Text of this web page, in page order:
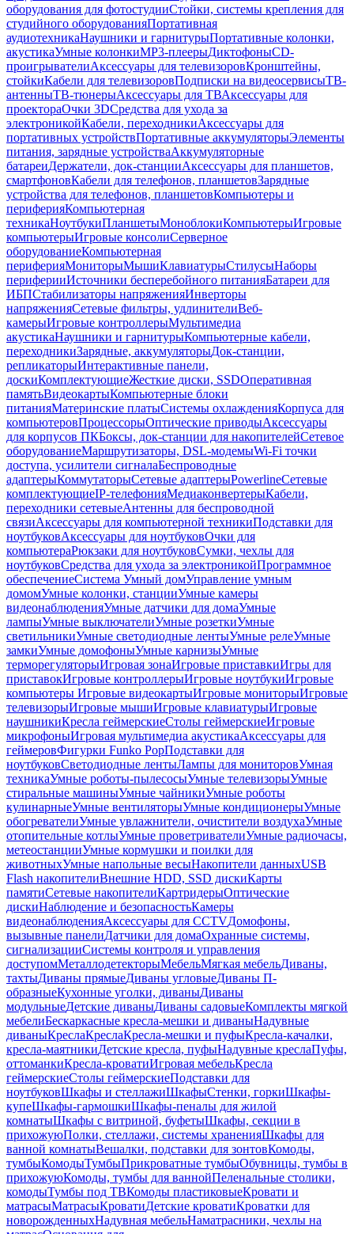
оборудования для фотостудииСтойки, системы крепления для
студийного оборудованияПортативная
аудиотехникаНаушники и гарнитурыПортативные колонки,
акустикаУмные колонкиMP3-плеерыДиктофоныCD-
проигрывателиАксессуары для телевизоровКронштейны,
стойкиКабели для телевизоровПодписки на видеосервисыТВ-
антенныТВ-тюнерыАксессуары для ТВАксессуары для
проектораОчки 3DСредства для ухода за
электроникойКабели, переходникиАксессуары для
портативных устройствПортативные аккумуляторыЭлементы
питания, зарядные устройстваАккумуляторные
батареиДержатели, док-станцииАксессуары для планшетов,
смартфоновКабели для телефонов, планшетовЗарядные
устройства для телефонов, планшетовКомпьютеры и
периферияКомпьютерная
техникаНоутбукиПланшетыМоноблокиКомпьютерыИгровые
компьютерыИгровые консолиСерверное
оборудованиеКомпьютерная
периферияМониторыМышиКлавиатурыСтилусыНаборы
периферииИсточники бесперебойного питанияБатареи для
ИБПСтабилизаторы напряженияИнверторы
напряженияСетевые фильтры, удлинителиВеб-
камерыИгровые контроллерыМультимедиа
акустикаНаушники и гарнитурыКомпьютерные кабели,
переходникиЗарядные, аккумуляторыДок-станции,
репликаторыИнтерактивные панели,
доскиКомплектующиеЖесткие диски, SSDОперативная
памятьВидеокартыКомпьютерные блоки
питанияМатеринские платыСистемы охлажденияКорпуса для
компьютеровПроцессорыОптические приводыАксессуары
для корпусов ПКБоксы, док-станции для накопителейСетевое
оборудованиеМаршрутизаторы, DSL-модемыWi-Fi точки
доступа, усилители сигналаБеспроводные
адаптерыКоммутаторыСетевые адаптерыPowerlineСетевые
комплектующиеIP-телефонияМедиаконвертерыКабели,
переходники сетевыеАнтенны для беспроводной
связиАксессуары для компьютерной техникиПодставки для
ноутбуковАксессуары для ноутбуковОчки для
компьютераРюкзаки для ноутбуковСумки, чехлы для
ноутбуковСредства для ухода за электроникойПрограммное
обеспечениеСистема Умный домУправление умным
домомУмные колонки, станцииУмные камеры
видеонаблюденияУмные датчики для домаУмные
лампыУмные выключателиУмные розеткиУмные
светильникиУмные светодиодные лентыУмные релеУмные
замкиУмные домофоныУмные карнизыУмные
терморегуляторыИгровая зонаИгровые приставкиИгры для
приставокИгровые контроллерыИгровые ноутбукиИгровые
компьютеры Игровые видеокартыИгровые мониторыИгровые
телевизорыИгровые мышиИгровые клавиатурыИгровые
наушникиКресла геймерскиеСтолы геймерскиеИгровые
микрофоныИгровая мультимедиа акустикаАксессуары для
геймеровФигурки Funko PopПодставки для
ноутбуковСветодиодные лентыЛампы для мониторовУмная
техникаУмные роботы-пылесосыУмные телевизорыУмные
стиральные машиныУмные чайникиУмные роботы
кулинарныеУмные вентиляторыУмные кондиционерыУмные
обогревателиУмные увлажнители, очистители воздухаУмные
отопительные котлыУмные проветривателиУмные радиочасы,
метеостанцииУмные кормушки и поилки для
животныхУмные напольные весыНакопители данныхUSB
Flash накопителиВнешние HDD, SSD дискиКарты
памятиСетевые накопителиКартридерыОптические
дискиНаблюдение и безопасностьКамеры
видеонаблюденияАксессуары для CCTVДомофоны,
вызывные панелиДатчики для домаОхранные системы,
сигнализацииСистемы контроля и управления
доступомМеталлодетекторыМебельМягкая мебельДиваны,
тахтыДиваны прямыеДиваны угловыеДиваны П-
образныеКухонные уголки, диваныДиваны
модульныеДетские диваныДиваны садовыеКомплекты мягкой
мебелиБескаркасные кресла-мешки и диваныНадувные
диваныКреслаКреслаКресла-мешки и пуфыКресла-качалки,
кресла-маятникиДетские кресла, пуфыНадувные креслаПуфы,
оттоманкиКресла-кроватиИгровая мебельКресла
геймерскиеСтолы геймерскиеПодставки для
ноутбуковШкафы и стеллажиШкафыСтенки, горкиШкафы-
купеШкафы-гармошкиШкафы-пеналы для жилой
комнатыШкафы с витриной, буфетыШкафы, секции в
прихожуюПолки, стеллажи, системы храненияШкафы для
ванной комнатыВешалки, подставки для зонтовКомоды,
тумбыКомодыТумбыПрикроватные тумбыОбувницы, тумбы в
прихожуюКомоды, тумбы для ваннойПеленальные столики,
комодыТумбы под ТВКомоды пластиковыеКровати и
матрасыМатрасыКроватиДетские кроватиКроватки для
новорожденныхНадувная мебельНаматрасники, чехлы на